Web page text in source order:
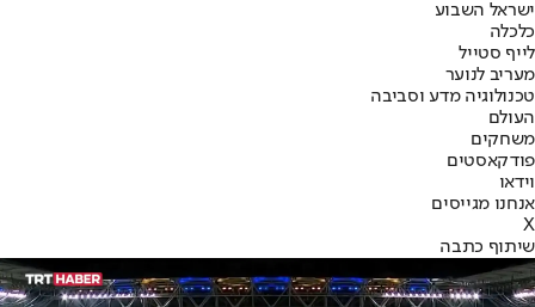
ישראל השבוע
כלכלה
לייף סטייל
מעריב לנוער
טכנולוגיה מדע וסביבה
העולם
משחקים
פודקאסטים
וידאו
אנחנו מגייסים
X
שיתוף כתבה